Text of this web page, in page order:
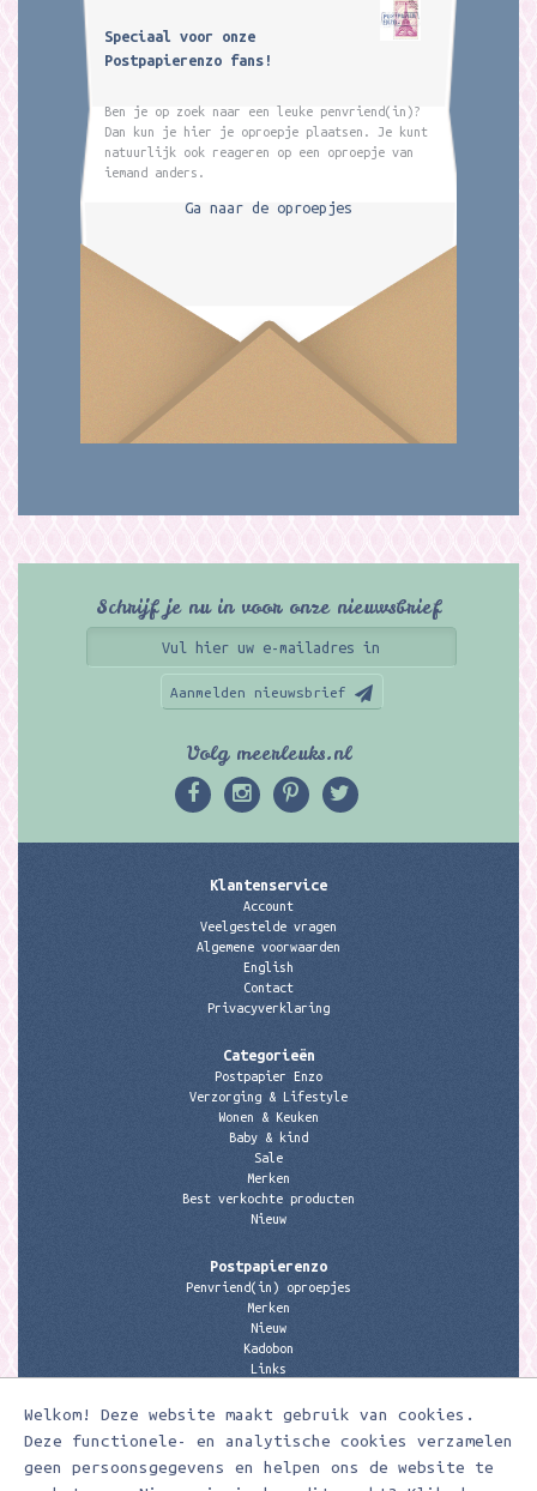
Welkom! Deze website maakt gebruik van cookies.
Deze functionele- en analytische cookies verzamelen
geen persoonsgegevens en helpen ons de website te
Speciaal voor onze
Postpapierenzo fans!
Ben je op zoek naar een leuke penvriend(in)?
Dan kun je hier je oproepje plaatsen. Je kunt
natuurlijk ook reageren op een oproepje van
iemand anders.
Ga naar de oproepjes
Schrijf je nu in voor onze nieuwsbrief
Aanmelden nieuwsbrief
Volg meerleuks.nl
Klantenservice
Account
Veelgestelde vragen
Algemene voorwaarden
English
Contact
Privacyverklaring
Categorieën
Postpapier Enzo
Verzorging & Lifestyle
Wonen & Keuken
Baby & kind
Sale
Merken
Best verkochte producten
Nieuw
Postpapierenzo
Penvriend(in) oproepjes
Merken
Nieuw
Kadobon
Links
Contactgegevens
Meerleuks
anita@meerleuks.nl
06 – 107 163 36